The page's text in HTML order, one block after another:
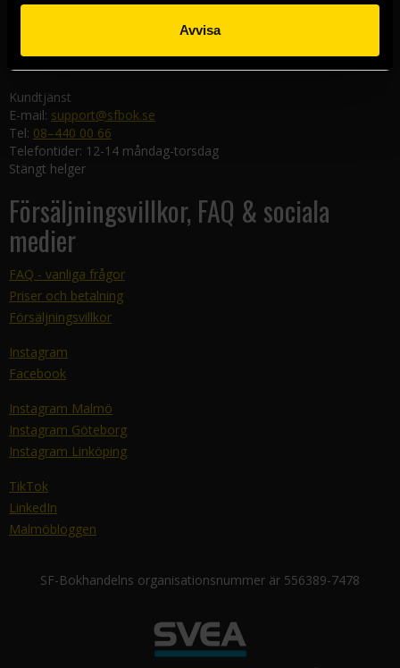
Avvisa
582 19 Linköping
Kundtjänst
E-mail: support@sfbok.se
Tel: 08–440 00 66
Telefontider: 12-14 måndag-torsdag
Stängt helger
Försäljningsvillkor, FAQ & sociala
medier
FAQ - vanliga frågor
Priser och betalning
Försäljningsvillkor
Instagram
Facebook
Instagram Malmö
Instagram Göteborg
Instagram Linköping
TikTok
LinkedIn
Malmöbloggen
SF-Bokhandelns organisationsnummer är 556389-7478